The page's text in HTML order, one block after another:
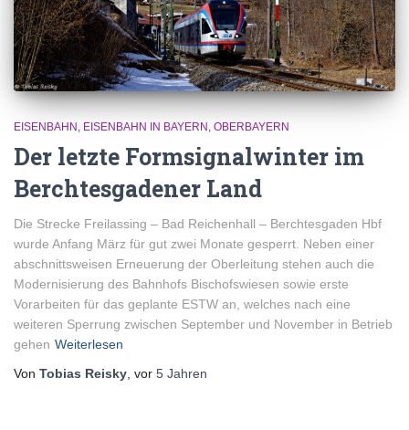
EISENBAHN EISENBAHN IN BAYERN OBERBAYERN
Der letzte Formsignalwinter im
Berchtesgadener Land
Die Strecke Freilassing – Bad Reichenhall – Berchtesgaden Hbf
wurde Anfang März für gut zwei Monate gesperrt. Neben einer
abschnittsweisen Erneuerung der Oberleitung stehen auch die
Modernisierung des Bahnhofs Bischofswiesen sowie erste
Vorarbeiten für das geplante ESTW an, welches nach eine
weiteren Sperrung zwischen September und November in Betrieb
gehen Weiterlesen
Von Tobias Reisky , vor 5 Jahren